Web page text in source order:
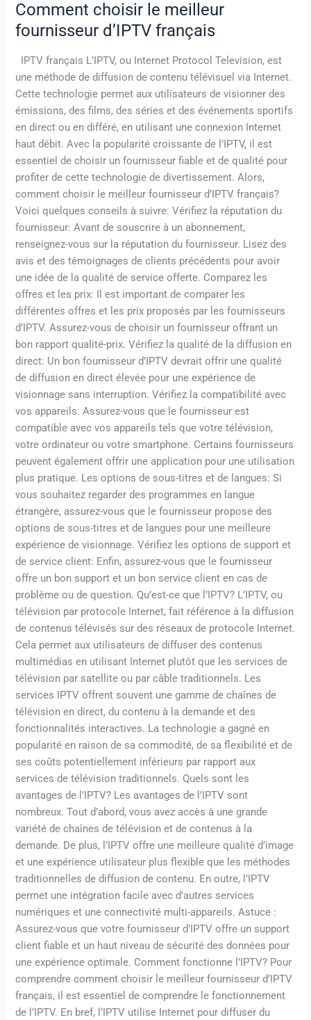
Comment choisir le meilleur
fournisseur d’IPTV français
IPTV français L’IPTV, ou Internet Protocol Television, est
une méthode de diffusion de contenu télévisuel via Internet.
Cette technologie permet aux utilisateurs de visionner des
émissions, des films, des séries et des événements sportifs
en direct ou en différé, en utilisant une connexion Internet
haut débit. Avec la popularité croissante de l’IPTV, il est
essentiel de choisir un fournisseur fiable et de qualité pour
profiter de cette technologie de divertissement. Alors,
comment choisir le meilleur fournisseur d’IPTV français?
Voici quelques conseils à suivre: Vérifiez la réputation du
fournisseur: Avant de souscrire à un abonnement,
renseignez-vous sur la réputation du fournisseur. Lisez des
avis et des témoignages de clients précédents pour avoir
une idée de la qualité de service offerte. Comparez les
offres et les prix: Il est important de comparer les
différentes offres et les prix proposés par les fournisseurs
d’IPTV. Assurez-vous de choisir un fournisseur offrant un
bon rapport qualité-prix. Vérifiez la qualité de la diffusion en
direct: Un bon fournisseur d’IPTV devrait offrir une qualité
de diffusion en direct élevée pour une expérience de
visionnage sans interruption. Vérifiez la compatibilité avec
vos appareils: Assurez-vous que le fournisseur est
compatible avec vos appareils tels que votre télévision,
votre ordinateur ou votre smartphone. Certains fournisseurs
peuvent également offrir une application pour une utilisation
plus pratique. Les options de sous-titres et de langues: Si
vous souhaitez regarder des programmes en langue
étrangère, assurez-vous que le fournisseur propose des
options de sous-titres et de langues pour une meilleure
expérience de visionnage. Vérifiez les options de support et
de service client: Enfin, assurez-vous que le fournisseur
offre un bon support et un bon service client en cas de
problème ou de question. Qu’est-ce que l’IPTV? L’IPTV, ou
télévision par protocole Internet, fait référence à la diffusion
de contenus télévisés sur des réseaux de protocole Internet.
Cela permet aux utilisateurs de diffuser des contenus
multimédias en utilisant Internet plutôt que les services de
télévision par satellite ou par câble traditionnels. Les
services IPTV offrent souvent une gamme de chaînes de
télévision en direct, du contenu à la demande et des
fonctionnalités interactives. La technologie a gagné en
popularité en raison de sa commodité, de sa flexibilité et de
ses coûts potentiellement inférieurs par rapport aux
services de télévision traditionnels. Quels sont les
avantages de l’IPTV? Les avantages de l’IPTV sont
nombreux. Tout d’abord, vous avez accès à une grande
variété de chaînes de télévision et de contenus à la
demande. De plus, l’IPTV offre une meilleure qualité d’image
et une expérience utilisateur plus flexible que les méthodes
traditionnelles de diffusion de contenu. En outre, l’IPTV
permet une intégration facile avec d’autres services
numériques et une connectivité multi-appareils. Astuce :
Assurez-vous que votre fournisseur d’IPTV offre un support
client fiable et un haut niveau de sécurité des données pour
une expérience optimale. Comment fonctionne l’IPTV? Pour
comprendre comment choisir le meilleur fournisseur d’IPTV
français, il est essentiel de comprendre le fonctionnement
de l’IPTV. En bref, l’IPTV utilise Internet pour diffuser du